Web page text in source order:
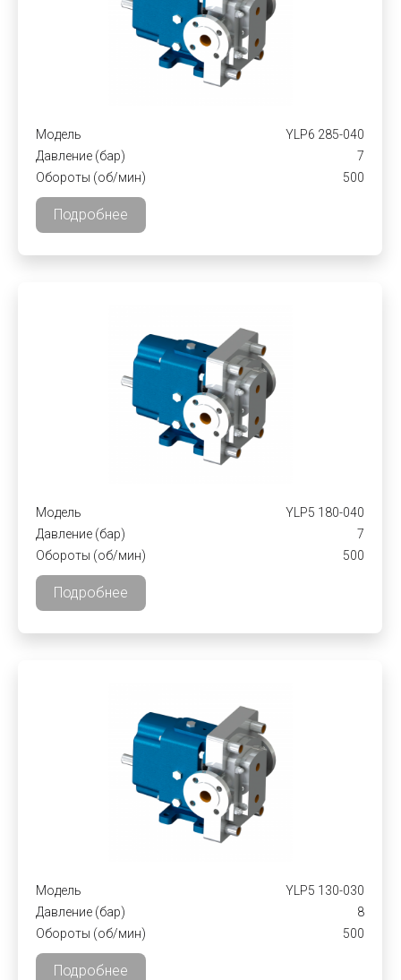
Модель
YLP6 285-040
Давление (бар)
7
Обороты (об/мин)
500
Подробнее
Модель
YLP5 180-040
Давление (бар)
7
Обороты (об/мин)
500
Подробнее
Модель
YLP5 130-030
Давление (бар)
8
Обороты (об/мин)
500
Подробнее